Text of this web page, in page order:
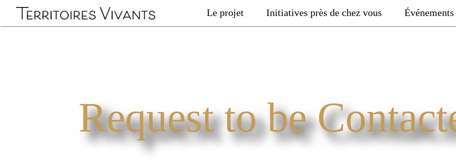
Le projet Initiatives près de chez vous Événements
Request to be